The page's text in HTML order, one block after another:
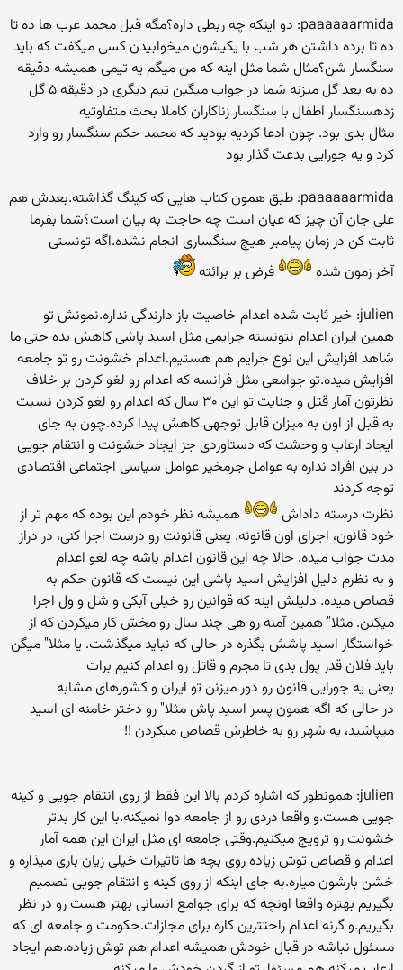
paaaaaarmida: دو اینکه چه ربطی داره؟مگه قبل محمد عرب ها ده تا
ده تا برده داشتن هر شب با یکیشون میخوابیدن کسی میگفت که باید
سنگسار شن؟مثال شما مثل اینه که من میگم یه تیمی همیشه دقیقه
ده به بعد گل میزنه شما در جواب میگین تیم دیگری در دقیقه ۵ گل
زدهسنگسار اطفال با سنگسار زناکاران کاملا بحث متفاوتیه
مثال بدی بود. چون ادعا کردیه بودید که محمد حکم سنگسار رو وارد
کرد و یه جورایی بدعت گذار بود
paaaaaarmida: طبق همون کتاب هایی که کینگ گذاشته.بعدش هم
علی جان آن چیز که عیان است چه حاجت به بیان است؟شما بفرما
ثابت کن در زمان پیامبر هیچ سنگساری انجام نشده.اگه تونستی
آخر زمون شده
فرض بر برائته
julien: خیر ثابت شده اعدام خاصیت باز دارندگی نداره.نمونش تو
همین ایران اعدام نتونسته جرایمی مثل اسید پاشی کاهش بده حتی ما
شاهد افزایش این نوع جرایم هم هستیم.اعدام خشونت رو تو جامعه
افزایش میده.تو جوامعی مثل فرانسه که اعدام رو لغو کردن بر خلاف
نظرتون آمار قتل و جنایت تو این ۳۰ سال که اعدام رو لغو کردن نسبت
به قبل از اون به میزان قابل توجهی کاهش پیدا کرده.چون به جای
ایجاد ارعاب و وحشت که دستاوردی جز ایجاد خشونت و انتقام جویی
در بین افراد نداره به عوامل جرمخیر عوامل سیاسی اجتماعی اقتصادی
توجه کردند
نظرت درسته داداش
همیشه نظر خودم این بوده که مهم تر از
خود قانون، اجرای اون قانونه. یعنی قانونت رو درست اجرا کنی، در دراز
مدت جواب میده. حالا چه این قانون اعدام باشه چه لغو اعدام
و به نظرم دلیل افزایش اسید پاشی این نیست که قانون حکم به
قصاص میده. دلیلش اینه که قوانین رو خیلی آبکی و شل و ول اجرا
میکنن. مثلا" همین آمنه رو هی چند سال رو مخش کار میکردن که از
خواستگار اسید پاشش بگذره در حالی که نباید میگذشت. یا مثلا" میگن
باید فلان قدر پول بدی تا مجرم و قاتل رو اعدام کنیم برات
یعنی یه جورایی قانون رو دور میزنن تو ایران و کشورهای مشابه
در حالی که اگه همون پسر اسید پاش مثلا" رو دختر خامنه ای اسید
میپاشید، یه شهر رو به خاطرش قصاص میکردن !!
julien: همونطور که اشاره کردم بالا این فقط از روی انتقام جویی و کینه
جویی هست.و واقعا دردی رو از جامعه دوا نمیکنه.با این کار بدتر
خشونت رو ترویج میکنیم.وقتی جامعه ای مثل ایران این همه آمار
اعدام و قصاص توش زیاده روی بچه ها تاثیرات خیلی زیان باری میذاره و
خشن بارشون میاره.به جای اینکه از روی کینه و انتقام جویی تصمیم
بگیریم بهتره واقعا اونچه که برای جوامع انسانی بهتر هست رو در نظر
بگیریم.و گرنه اعدام راحتترین کاره برای مجازات.حکومت و جامعه ای که
مسئول نباشه در قبال خودش همیشه اعدام هم توش زیاده.هم ایجاد